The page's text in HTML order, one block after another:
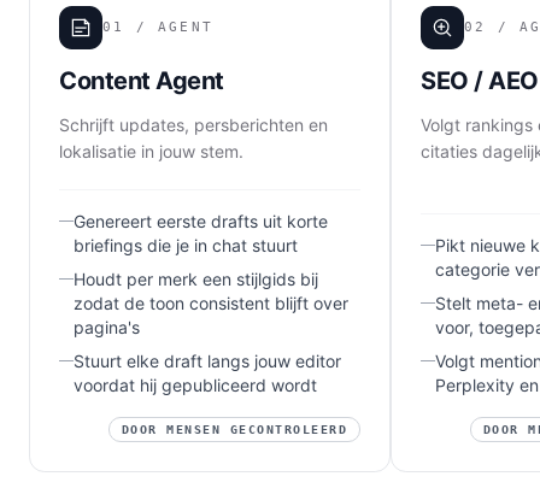
01 / AGENT
Content Agent
Schrijft updates, persberichten en
lokalisatie in jouw stem.
Genereert eerste drafts uit korte
briefings die je in chat stuurt
Houdt per merk een stijlgids bij
zodat de toon consistent blijft over
pagina's
Stuurt elke draft langs jouw editor
voordat hij gepubliceerd wordt
DOOR MENSEN GECONTROLEERD
02 /
SEO /
Volgt rankings
citaties
Pikt nieuwe
categorie
Stelt meta-
voor,
Volgt
Perplexity
DOOR